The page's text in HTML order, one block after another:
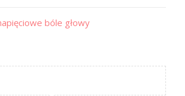
bóle głowy